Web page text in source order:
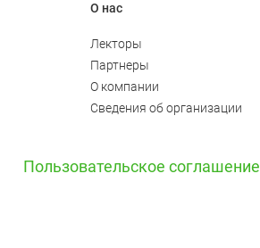
О нас
Лекторы
Партнеры
О компании
Сведения об организации
Пользовательское соглашение